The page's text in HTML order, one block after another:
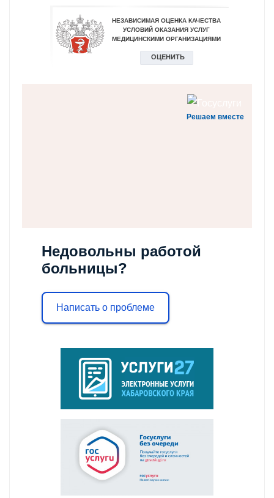
Решаем вместе
Недовольны работой
больницы?
Написать о проблеме